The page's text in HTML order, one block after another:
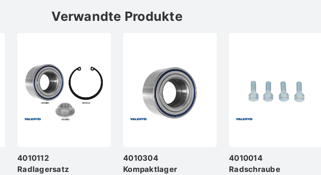
Verwandte Produkte
4010112
Radlagersatz
4010304
Kompaktlager
4010014
Radschraube